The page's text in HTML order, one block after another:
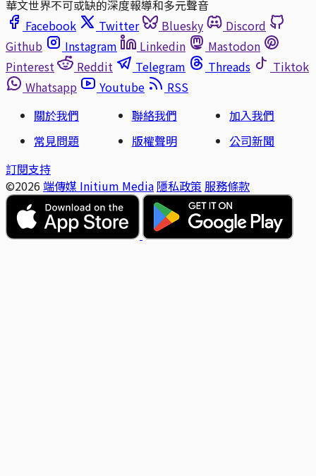
華文世界不可或缺的深度報導和多元聲音
Facebook
Twitter Bluesky
Discord
Github
Instagram Linkedin
Mastodon
Pinterest
Reddit Telegram Threads
Tiktok
Whatsapp
Youtube
RSS
關於我們
聯絡我們
加入我們
常見問題
版權聲明
公司新聞
訂閱支持
©2026 端傳媒 Initium Media 隱私政策 服務條款